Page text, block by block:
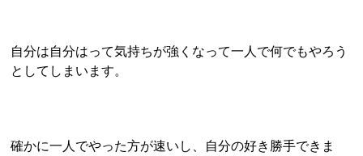
自分は自分はって気持ちが強くなって一人で何でもやろう
としてしまいます。
確かに一人でやった方が速いし、自分の好き勝手できま